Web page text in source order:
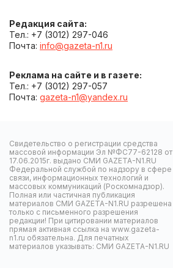
Редакция сайта:
Тел.: +7 (3012) 297-046
Почта: info@gazeta-n1.ru
Реклама на сайте и в газете:
Тел.: +7 (3012) 297-057
Почта: gazeta-n1@yandex.ru
Свидетельство о регистрации средства
массовой информации Эл №ФС77-62128 от
17.06.2015г. выдано СМИ GAZETA-N1.RU
Федеральной службой по надзору в сфере
связи, информационных технологий и
массовых коммуникаций (Роскомнадзор).
Полная или частичная публикация
материалов СМИ GAZETA-N1.RU разрешена
только с письменного разрешения
редакции! При цитировании материалов
прямая активная ссылка на www.gazeta-
n1.ru обязательна. Для печатных
материалов указывать: СМИ GAZETA-N1.RU